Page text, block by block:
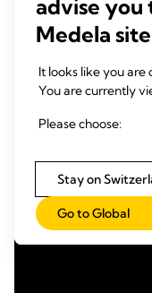
Überprüfen der
Prüfen Sie, ob
Muttermilch für
Intensivstation
Prüfen Sie
eigener
advise you
Medela
It looks like you
You are currently
Please choose:
Stay on
Go to Global